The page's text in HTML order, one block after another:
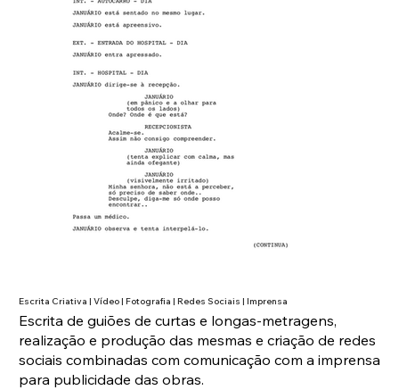
Escrita Criativa | Vídeo | Fotografia | Redes Sociais | Imprensa
Escrita de guiões de curtas e longas-metragens,
realização e produção das mesmas e criação de redes
sociais combinadas com comunicação com a imprensa
para publicidade das obras.